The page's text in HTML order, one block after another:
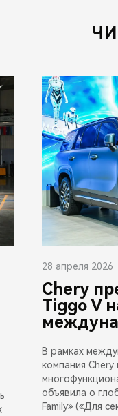
28 апреля 2026
Chery
Tiggo V
В рамках
компания
объявила о
Family» («Для